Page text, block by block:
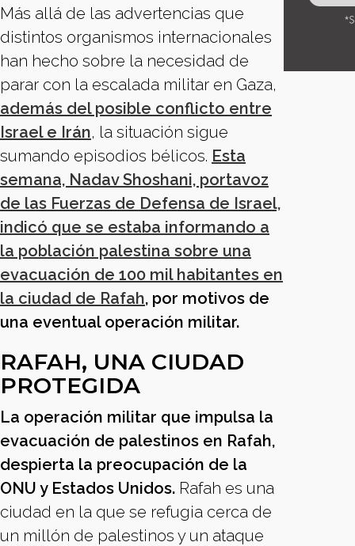
Más allá de las advertencias que
distintos organismos internacionales
han hecho sobre la necesidad de
parar con la escalada militar en Gaza,
además del posible conflicto entre
Israel e Irán, la situación sigue
sumando episodios bélicos. Esta
semana, Nadav Shoshani, portavoz
de las Fuerzas de Defensa de Israel,
indicó que se estaba informando a
la población palestina sobre una
evacuación de 100 mil habitantes en
la ciudad de Rafah, por motivos de
una eventual operación militar.
RAFAH, UNA CIUDAD
PROTEGIDA
La operación militar que impulsa la
evacuación de palestinos en Rafah,
despierta la preocupación de la
ONU y Estados Unidos. Rafah es una
ciudad en la que se refugia cerca de
un millón de palestinos y un ataque